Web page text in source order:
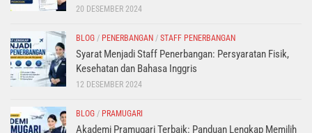
20 DESEMBER 2024
BLOG / PENERBANGAN / STAFF PENERBANGAN
Syarat Menjadi Staff Penerbangan: Persyaratan Fisik,
Kesehatan dan Bahasa Inggris
12 DESEMBER 2024
BLOG / PRAMUGARI
Akademi Pramugari Terbaik: Panduan Lengkap Memilih